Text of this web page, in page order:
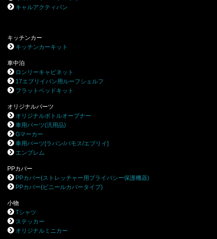
キャルアクティバン
キッチンカー
キッチンカーキット
車中泊
ロンリーキャビネット
17エブリイバン用ルーフシェルフ
フラットベッドキット
オリジナルパーツ
オリジナルボトルオープナー
車用パーツ(汎用品)
Gマーカー
車用パーツ[ラパン/バモス/エブリイ]
エンブレム
PPカバー
PPカバー(ストレッチャー用プライバシー保護機器)
PPカバー(ビニールカバータイプ)
小物
Tシャツ
ステッカー
オリジナルミニカー